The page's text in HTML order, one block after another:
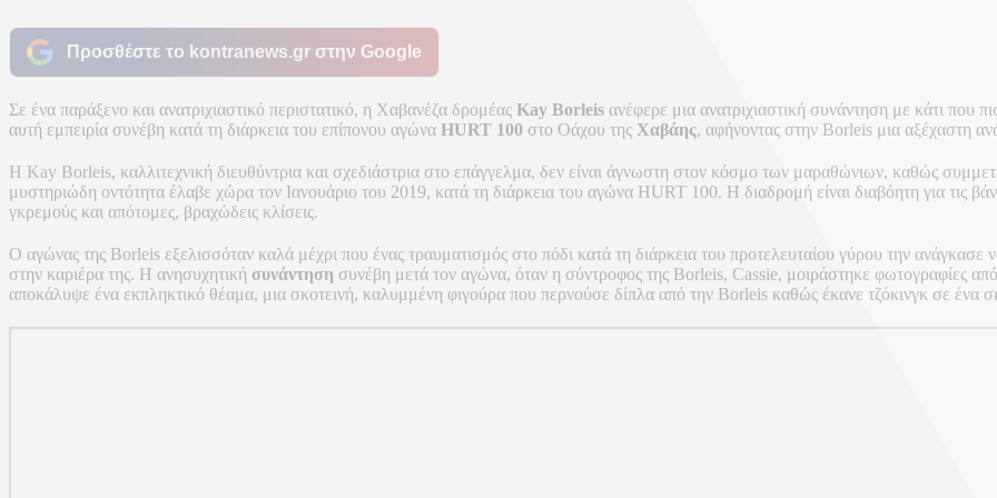
Προσθέστε το kontranews.gr στην Google
Σε ένα παράξενο και ανατριχιαστικό περιστατικό, η Χαβανέζα δρομέας Kay Borleis ανέφερε μια ανατριχιαστική συνάντηση με κάτι που
αυτή εμπειρία συνέβη κατά τη διάρκεια του επίπονου αγώνα HURT 100 στο Οάχου της Χαβάης, αφήνοντας στην Borleis μια αξέχαστη
Η Kay Borleis, καλλιτεχνική διευθύντρια και σχεδιάστρια στο επάγγελμα, δεν είναι άγνωστη στον κόσμο των μαραθώνιων, καθώς
μυστηριώδη οντότητα έλαβε χώρα τον Ιανουάριο του 2019, κατά τη διάρκεια του αγώνα HURT 100. Η διαδρομή είναι διαβόητη για τις
γκρεμούς και απότομες, βραχώδεις κλίσεις.
Ο αγώνας της Borleis εξελισσόταν καλά μέχρι που ένας τραυματισμός στο πόδι κατά τη διάρκεια του προτελευταίου γύρου την ανάγκασε
στην καριέρα της. Η ανησυχητική συνάντηση συνέβη μετά τον αγώνα, όταν η σύντροφος της Borleis, Cassie, μοιράστηκε φωτογραφίες
αποκάλυψε ένα εκπληκτικό θέαμα, μια σκοτεινή, καλυμμένη φιγούρα που περνούσε δίπλα από την Borleis καθώς έκανε τζόκινγκ σε ένα